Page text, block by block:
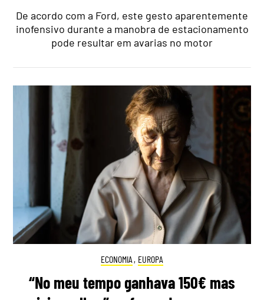
De acordo com a Ford, este gesto aparentemente
inofensivo durante a manobra de estacionamento
pode resultar em avarias no motor
ECONOMIA , EUROPA
“No meu tempo ganhava 150€ mas